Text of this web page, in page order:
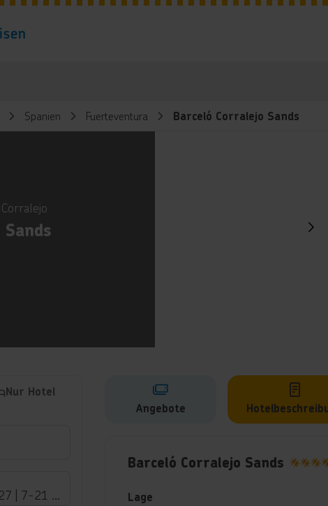
Spanien Fuerteventura Barceló Corralejo Sands
Nur Hotel
7-21 Nächte
Angebote
Barceló Corralejo Sands
Lage